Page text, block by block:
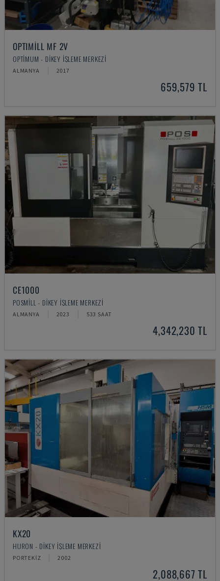
OPTIMILL MF 2V
OPTIMUM - DIKEY İŞLEME MERKEZI
ALMANYA 2017
659,579 TL
CE1000
POSMILL - DIKEY İŞLEME MERKEZI
ALMANYA 2023 533 SAAT
4,342,230 TL
KX20
HURON - DIKEY İŞLEME MERKEZI
PORTEKIZ 2002
2,088,667 TL